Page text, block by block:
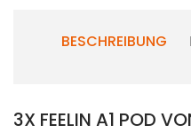
BESCHREIBUNG
3X FEELIN A1 POD